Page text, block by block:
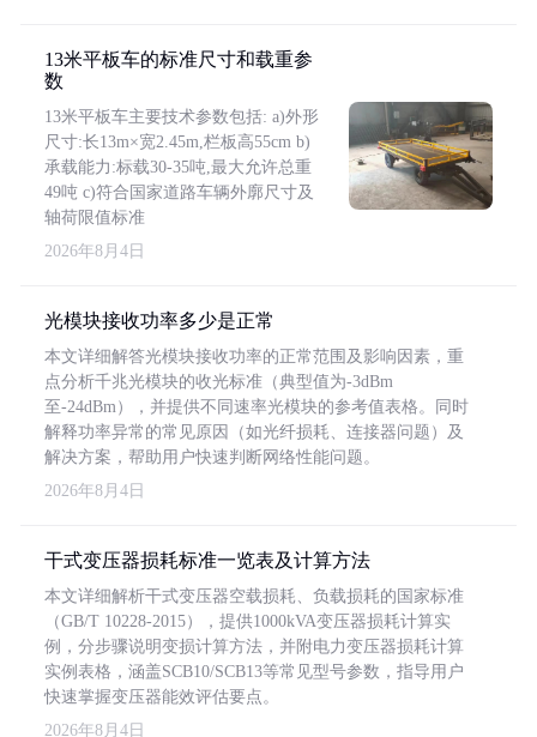
13米平板车的标准尺寸和载重参
数
13米平板车主要技术参数包括: a)外形
尺寸:长13m×宽2.45m,栏板高55cm b)
承载能力:标载30-35吨,最大允许总重
49吨 c)符合国家道路车辆外廓尺寸及
轴荷限值标准
2026年8月4日
光模块接收功率多少是正常
本文详细解答光模块接收功率的正常范围及影响因素，重
点分析千兆光模块的收光标准（典型值为-3dBm
至-24dBm），并提供不同速率光模块的参考值表格。同时
解释功率异常的常见原因（如光纤损耗、连接器问题）及
解决方案，帮助用户快速判断网络性能问题。
2026年8月4日
干式变压器损耗标准一览表及计算方法
本文详细解析干式变压器空载损耗、负载损耗的国家标准
（GB/T 10228-2015），提供1000kVA变压器损耗计算实
例，分步骤说明变损计算方法，并附电力变压器损耗计算
实例表格，涵盖SCB10/SCB13等常见型号参数，指导用户
快速掌握变压器能效评估要点。
2026年8月4日